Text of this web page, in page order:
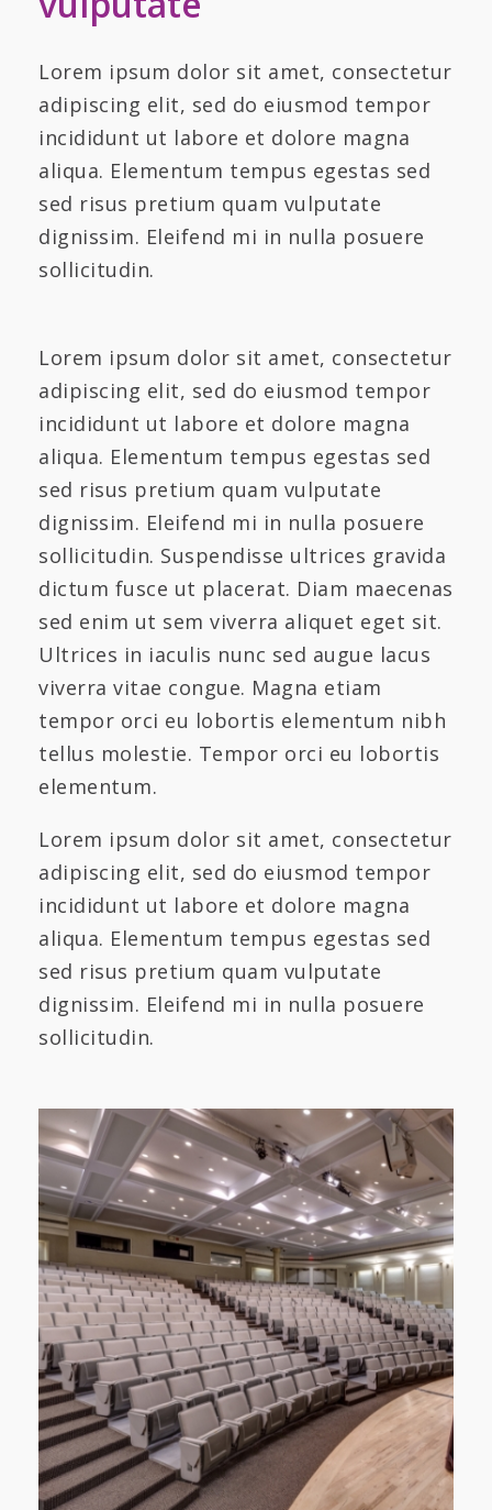
Lorem ipsum dolor sit amet, consectetur
adipiscing elit, sed do eiusmod tempor
incididunt ut labore et dolore magna
aliqua. Elementum tempus egestas sed
sed risus pretium quam vulputate
dignissim. Eleifend mi in nulla posuere
sollicitudin.
Lorem ipsum dolor sit amet, consectetur
adipiscing elit, sed do eiusmod tempor
incididunt ut labore et dolore magna
aliqua. Elementum tempus egestas sed
sed risus pretium quam vulputate
dignissim. Eleifend mi in nulla posuere
sollicitudin. Suspendisse ultrices gravida
dictum fusce ut placerat. Diam maecenas
sed enim ut sem viverra aliquet eget sit.
Ultrices in iaculis nunc sed augue lacus
viverra vitae congue. Magna etiam
tempor orci eu lobortis elementum nibh
tellus molestie. Tempor orci eu lobortis
elementum.
Lorem ipsum dolor sit amet, consectetur
adipiscing elit, sed do eiusmod tempor
incididunt ut labore et dolore magna
aliqua. Elementum tempus egestas sed
sed risus pretium quam vulputate
dignissim. Eleifend mi in nulla posuere
sollicitudin.